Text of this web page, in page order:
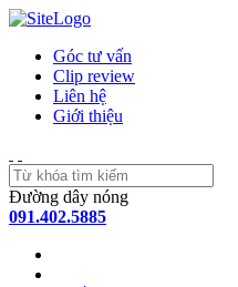
Góc tư vấn
Clip review
Liên hệ
Giới thiệu
Đường dây nóng
091.402.5885